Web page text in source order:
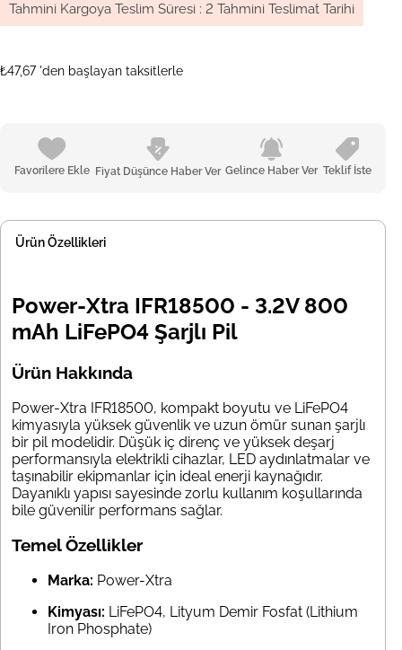
Tahmini Kargoya Teslim Süresi : 2 Tahmini Teslimat Tarihi
₺47,67 'den başlayan taksitlerle
Favorilere Ekle Fiyat Düşünce Haber Ver Gelince Haber Ver Teklif İste
Ürün Özellikleri
Power-Xtra IFR18500 - 3.2V 800
mAh LiFePO4 Şarjlı Pil
Ürün Hakkında
Power-Xtra IFR18500, kompakt boyutu ve LiFePO4
kimyasıyla yüksek güvenlik ve uzun ömür sunan şarjlı
bir pil modelidir. Düşük iç direnç ve yüksek deşarj
performansıyla elektrikli cihazlar, LED aydınlatmalar ve
taşınabilir ekipmanlar için ideal enerji kaynağıdır.
Dayanıklı yapısı sayesinde zorlu kullanım koşullarında
bile güvenilir performans sağlar.
Temel Özellikler
Marka: Power-Xtra
Kimyası: LiFePO4, Lityum Demir Fosfat (Lithium
Iron Phosphate)